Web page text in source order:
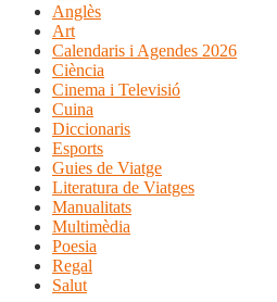
Anglès
Art
Calendaris i Agendes 2026
Ciència
Cinema i Televisió
Cuina
Diccionaris
Esports
Guies de Viatge
Literatura de Viatges
Manualitats
Multimèdia
Poesia
Regal
Salut